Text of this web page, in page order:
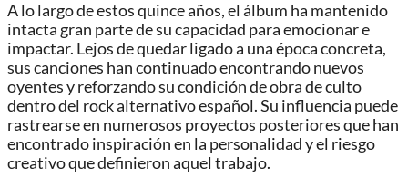
A lo largo de estos quince años, el álbum ha mantenido
intacta gran parte de su capacidad para emocionar e
impactar. Lejos de quedar ligado a una época concreta,
sus canciones han continuado encontrando nuevos
oyentes y reforzando su condición de obra de culto
dentro del rock alternativo español. Su influencia puede
rastrearse en numerosos proyectos posteriores que han
encontrado inspiración en la personalidad y el riesgo
creativo que definieron aquel trabajo.